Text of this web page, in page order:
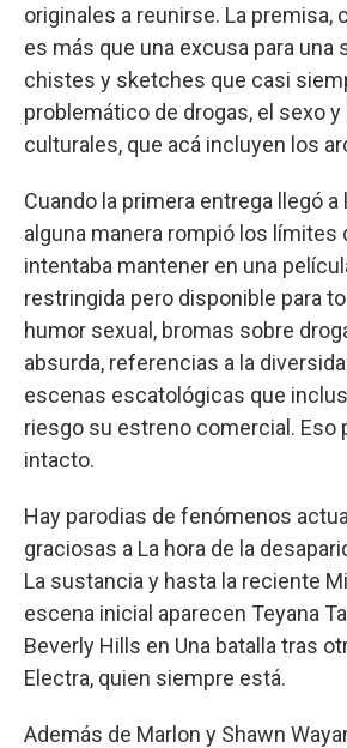
originales a reunirse. La premisa,
es más que una excusa para una
chistes y sketches que casi
problemático de drogas, el sexo
culturales, que acá incluyen los
Cuando la primera entrega llegó a
alguna manera rompió los límites
intentaba mantener en una
restringida pero disponible para
humor sexual, bromas sobre
absurda, referencias a la
escenas escatológicas que
riesgo su estreno comercial. Eso
intacto.
Hay parodias de fenómenos
graciosas a La hora de la
La sustancia y hasta la reciente
escena inicial aparecen Teyana
Beverly Hills en Una batalla tras
Electra, quien siempre está.
Además de Marlon y Shawn